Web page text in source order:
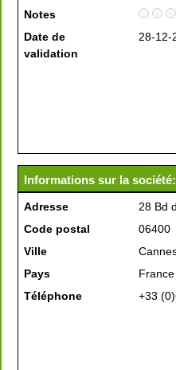
Notes
Date de
validation
28-12-
Informations sur la
Adresse
28 Bd
Code postal
06400
Ville
Pays
France
Téléphone
+33